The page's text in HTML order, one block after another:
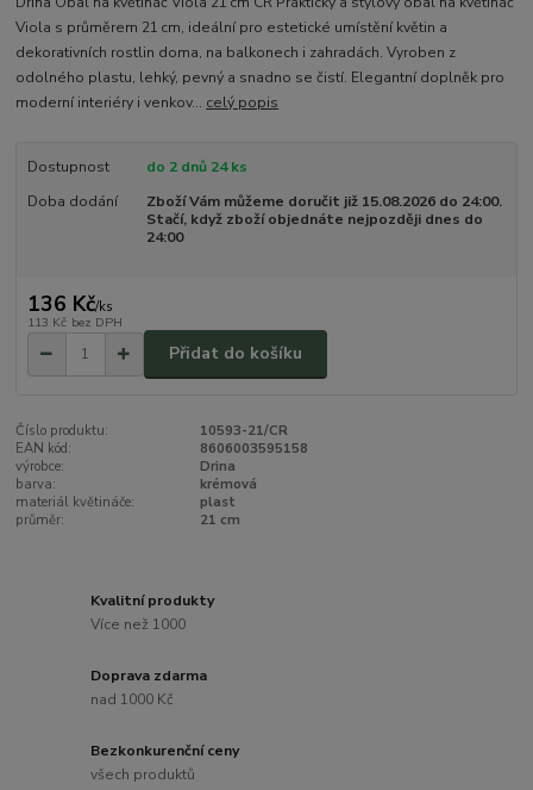
Viola s průměrem 21 cm, ideální pro estetické umístění květin a
dekorativních rostlin doma, na balkonech i zahradách. Vyroben z
odolného plastu, lehký, pevný a snadno se čistí. Elegantní doplněk pro
moderní interiéry i venkov... celý popis
Dostupnost
do 2 dnů 24 ks
Doba dodání
Zboží Vám můžeme doručit již 15.08.2026 do 24:00.
Stačí, když zboží objednáte nejpozději dnes do
24:00
136 Kč/ks
113 Kč bez DPH
Přidat do košíku
Číslo produktu:
10593-21/CR
EAN kód:
8606003595158
výrobce:
Drina
barva:
krémová
materiál květináče:
plast
průměr:
21 cm
Kvalitní produkty
Více než 1000
Doprava zdarma
nad 1000 Kč
Bezkonkurenční ceny
všech produktů